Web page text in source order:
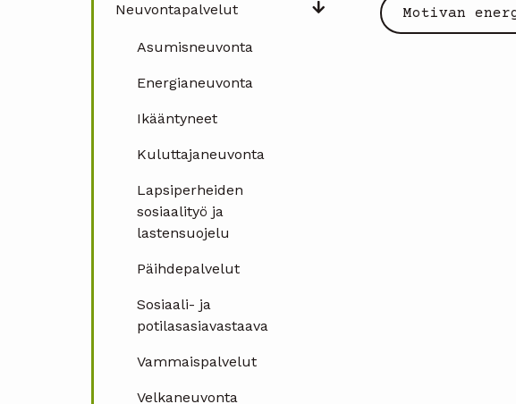
Neuvontapalvelut
Asumisneuvonta
Energianeuvonta
Ikääntyneet
Kuluttajaneuvonta
Lapsiperheiden
sosiaalityö ja
lastensuojelu
Päihdepalvelut
Sosiaali- ja
potilasasiavastaava
Vammaispalvelut
Velkaneuvonta
Motivan